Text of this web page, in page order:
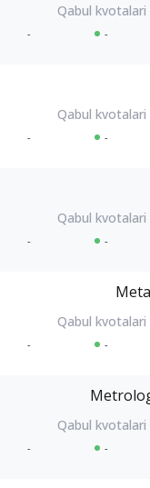
- -
- -
- -
- -
- -